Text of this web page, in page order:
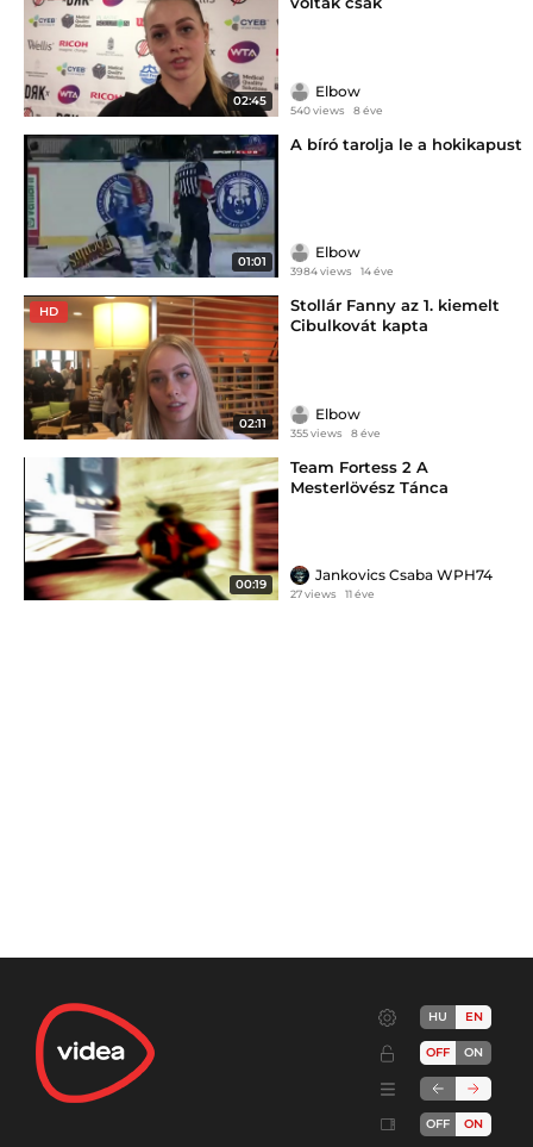
02:45
Elbow
540 views 8 éve
01:01
A bíró tarolja le a hokikapust
Elbow
3984 views 14 éve
HD
02:11
Stollár Fanny az 1. kiemelt
Cibulkovát kapta
Elbow
355 views 8 éve
00:19
Team Fortess 2 A
Mesterlövész Tánca
Jankovics Csaba WPH74
27 views 11 éve
HU EN
OFF ON
OFF ON